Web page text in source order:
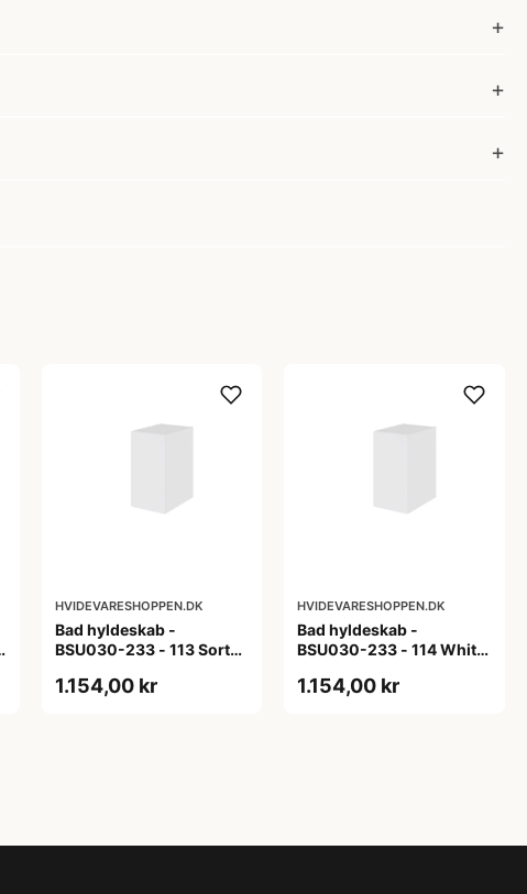
HVIDEVARESHOPPEN.DK
Bad hyldeskab -
BSU030-233 - 113 Sort
1.154,00 kr
HVIDEVARESHOPPEN.DK
Bad hyldeskab -
BSU030-233 - 114 White
ABS-kant
1.154,00 kr